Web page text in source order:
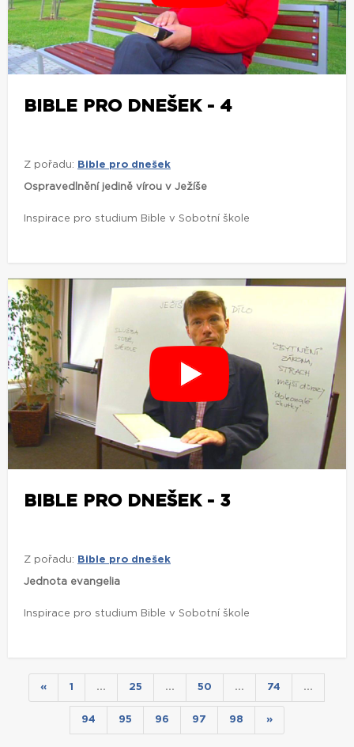
BIBLE PRO DNEŠEK - 4
Z pořadu: Bible pro dnešek
Ospravedlnění jedině vírou v Ježíše
Inspirace pro studium Bible v Sobotní škole
BIBLE PRO DNEŠEK - 3
Z pořadu: Bible pro dnešek
Jednota evangelia
Inspirace pro studium Bible v Sobotní škole
« 1 … 25 … 50 … 74 …
94 95 96 97 98 »